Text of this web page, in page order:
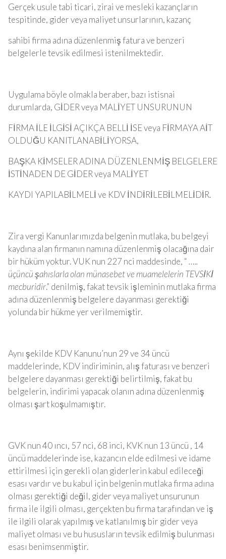
Gerçek usule tabi ticari, zirai ve mesleki kazançların
tespitinde, gider veya maliyet unsurlarının, kazanç
sahibi firma adına düzenlenmiş fatura ve benzeri
belgelerle tevsik edilmesi istenilmektedir.
Uygulama böyle olmakla beraber, bazı istisnai
durumlarda, GİDER veya MALİYET UNSURUNUN
FİRMA İLE İLGİSİ AÇIKÇA BELLİ İSE veya FİRMAYA AİT
OLDUĞU KANITLANABİLİYORSA,
BAŞKA KİMSELER ADINA DÜZENLENMİŞ BELGELERE
İSTİNADEN DE GİDER veya MALİYET
KAYDI YAPILABİLMELİ ve KDV İNDİRİLEBİLMELİDİR.
Zira vergi Kanunlarımızda belgenin mutlaka, bu belgeyi
kaydına alan firmanın namına düzenlenmiş olacağına dair
bir hüküm yoktur. VUK nun 227 nci maddesinde, “…..
üçüncü şahıslarla olan münasebet ve muamelelerin TEVSİKİ
mecburidir.” denilmiş, fakat tevsik işleminin mutlaka firma
adına düzenlenmiş belgelere dayanması gerektiği
yolunda bir hükme yer verilmemiştir.
Aynı şekilde KDV Kanunu’nun 29 ve 34 üncü
maddelerinde, KDV indiriminin, alış faturası ve benzeri
belgelere dayanması gerektiği belirtilmiş, fakat bu
belgelerin, indirimi yapacak olanın adına düzenlenmiş
olması şart koşulmamıştır.
GVK nun 40 ıncı, 57 nci, 68 inci, KVK nun 13 üncü , 14
üncü maddelerinde ise, kazancın elde edilmesi ve idame
ettirilmesi için gerekli olan giderlerin kabul edileceği
esası vardır ve bu kabul için belgenin mutlaka firma adına
olması gerektiği değil, gider veya maliyet unsurunun
firma ile ilgili olması, gerçekten bu firma tarafından ve iş
ile ilgili olarak yapılmış ve katlanılmış bir gider veya
maliyet olması ve bu hususların tevsik edilmiş bulunması
esası benimsenmiştir.